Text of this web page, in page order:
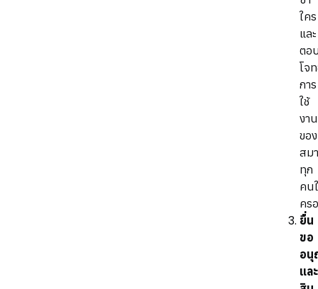
ใคร
และ
ตอ
โจ
การ
ใช้
งาน
ของ
สม
ทุก
คน
คร
ยื่น
ขอ
อนุ
และ